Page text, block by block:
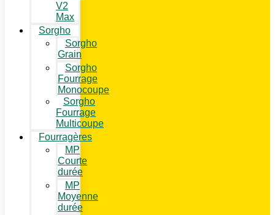
V2
Max
Sorgho
Sorgho
Grain
Sorgho
Fourrage
Monocoupe
Sorgho
Fourrage
Multicoupe
Fourragères
MP
Courte
durée
MP
Moyenne
durée